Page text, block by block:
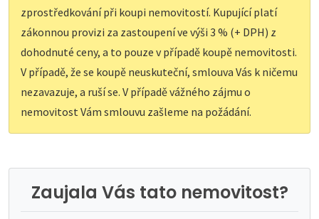
zprostředkování při koupi nemovitostí. Kupující platí
zákonnou provizi za zastoupení ve výši 3 % (+ DPH) z
dohodnuté ceny, a to pouze v případě koupě nemovitosti.
V případě, že se koupě neuskuteční, smlouva Vás k ničemu
nezavazuje, a ruší se. V případě vážného zájmu o
nemovitost Vám smlouvu zašleme na požádání.
Zaujala Vás tato nemovitost?